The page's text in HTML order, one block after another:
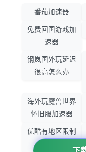
下
番茄加速器
免费回国游戏加
速器
钢岚国外玩延迟
很高怎么办
海外玩魔兽世界
怀旧服加速器
优酷有地区限制